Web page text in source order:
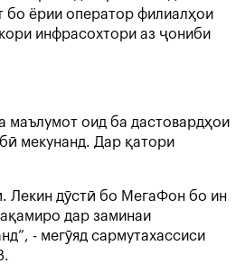
бо ёрии оператор филиалҳои
инфрасохтори аз ҷониби
маълумот оид ба дастовардҳои
мекунанд. Дар қатори
Лекин дӯстӣ бо МегаФон бо ин
дар заминаи
- мегӯяд сармутахассиси